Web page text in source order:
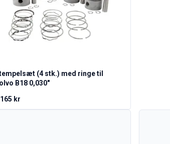
(4 stk.) med ringe til
B18 0,030"
kr